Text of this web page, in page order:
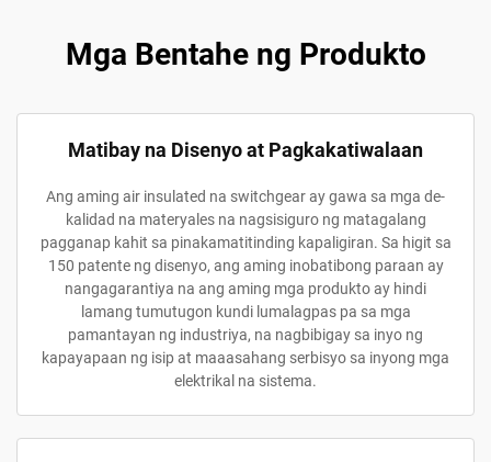
Mga Bentahe ng Produkto
Matibay na Disenyo at Pagkakatiwalaan
Ang aming air insulated na switchgear ay gawa sa mga de-
kalidad na materyales na nagsisiguro ng matagalang
pagganap kahit sa pinakamatitinding kapaligiran. Sa higit sa
150 patente ng disenyo, ang aming inobatibong paraan ay
nangagarantiya na ang aming mga produkto ay hindi
lamang tumutugon kundi lumalagpas pa sa mga
pamantayan ng industriya, na nagbibigay sa inyo ng
kapayapaan ng isip at maaasahang serbisyo sa inyong mga
elektrikal na sistema.